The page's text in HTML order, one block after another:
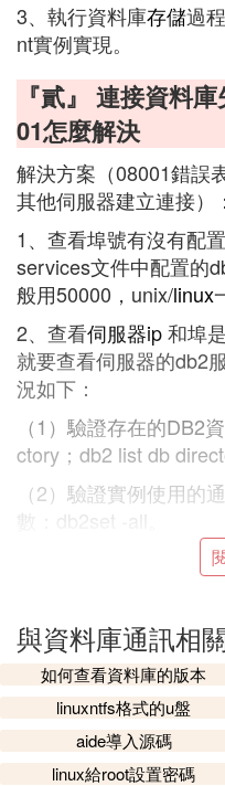
3、執行資料庫存儲過
nt實例實現。
『貳』 連接資料
01怎麼解決
解決方案（08001錯誤
其他伺服器建立連接）：
1、查看埠號有沒有配
services文件中配置的
般用50000，unix/linux
2、查看伺服器ip和埠
就要查看伺服器的db2
況如下：
（1）驗證存在的DB2
ctory；db2 list db
（2）驗證實例使用的
數：db2set -all。
（3）查看資料庫管理
（特指tcpip協議）：
（4）查巧李看/etc/
ENAME的埠，例如：
（5）要確認伺服器是
來查看埠是否處於
(2)資料庫通訊擴展閱讀:
與資料庫通訊相
如何查看資料庫的版本
linuxntfs格式的u盤
aide導入源碼
linux給root設置密碼